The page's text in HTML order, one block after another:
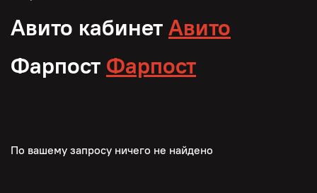
Авито кабинетАвито
Фарпост Фарпост
По вашему запросу ничего не найдено